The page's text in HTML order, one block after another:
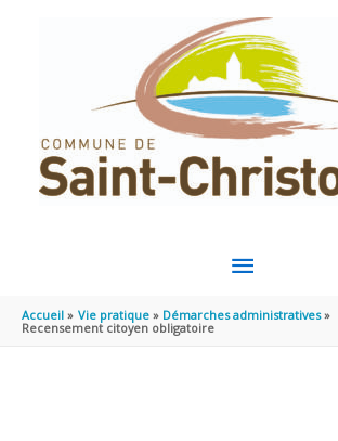
MENU
PRINCIPAL
Accueil Vie pratique
Démarches administratives
Recensement citoyen obligatoire